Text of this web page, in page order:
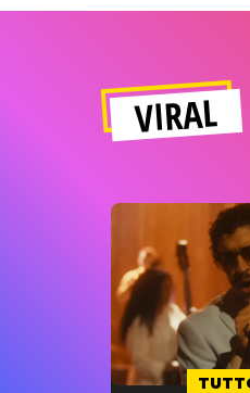
VIRAL